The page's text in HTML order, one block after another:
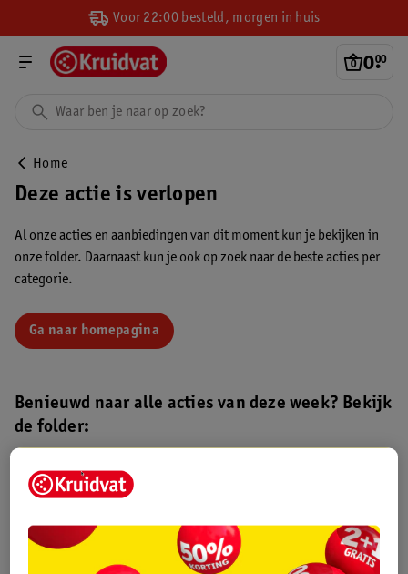
Voor 22:00 besteld, morgen in huis
0.
00
Home
Deze actie is verlopen
Al onze acties en aanbiedingen van dit moment kun je bekijken in
onze folder. Daarnaast kun je ook op zoek naar de beste acties per
categorie.
Ga naar homepagina
Benieuwd naar alle acties van deze week? Bekijk
de folder:
Kruidvat folder
augustus 2026.